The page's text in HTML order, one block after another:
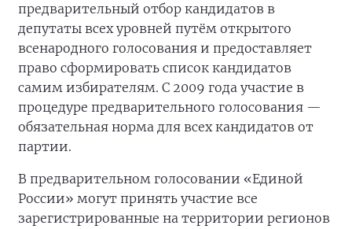
предварительный отбор кандидатов в
депутаты всех уровней путём открытого
всенародного голосования и предоставляет
право сформировать список кандидатов
самим избирателям. С 2009 года участие в
процедуре предварительного голосования —
обязательная норма для всех кандидатов от
партии.
В предварительном голосовании «Единой
России» могут принять участие все
зарегистрированные на территории регионов